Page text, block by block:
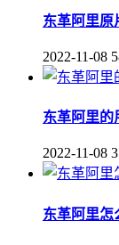
东革阿里原
2022-11-08
东革阿里的
2022-11-08
东革阿里怎